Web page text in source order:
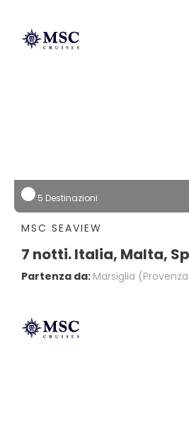
5 Destinazioni
MSC SEAVIEW
7 notti. Italia, Malta,
Partenza da: Marsiglia